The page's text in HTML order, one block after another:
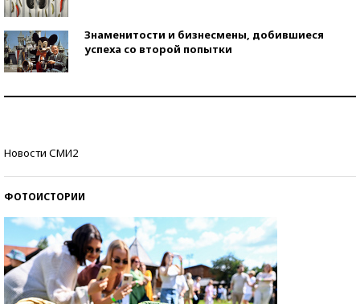
Знаменитости и бизнесмены, добившиеся
успеха со второй попытки
Новости СМИ2
ФОТОИСТОРИИ